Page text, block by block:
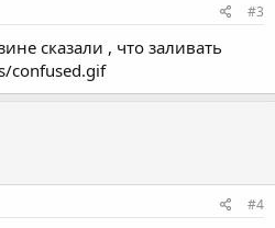
#3
сказали , что заливать
confused.gif
#4